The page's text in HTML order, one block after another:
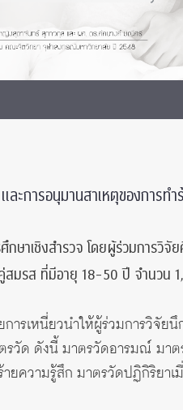
Grants and Awards
ะการอนุมานสาเหตุของการทำ
กษาเชิงสำรวจ โดยผู้ร่วมการ
มรส ที่มีอายุ 18-50 ปี จำนวน
การเหนี่ยวนำให้ผู้ร่วมการวิจัย
วัด ดังนี้ มาตรวัดอารมณ์ มาต
ายความรู้สึก มาตรวัดปฏิกิริยา